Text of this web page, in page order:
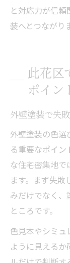
と対応力が信
装へとつながり
此花区
ポイン
外壁塗装で失
外壁塗装の色選
る重要なポイン
な住宅密集地で
ます。まず失
みだけでなく、
ところです。
色見本やシミ
ように見える